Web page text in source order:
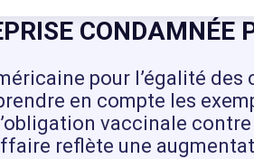
CONDAMNÉE
pour l’égalité
en compte les
vaccinale
reflète une